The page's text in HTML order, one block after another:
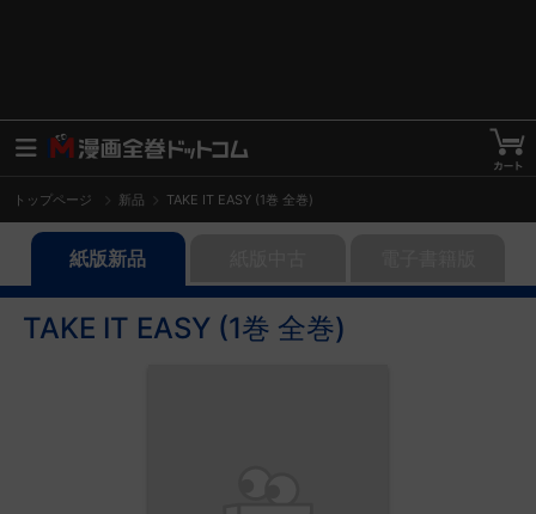
トップページ 新品 TAKE IT EASY (1巻 全巻)
紙版新品
TAKE IT EASY (1巻 全巻)